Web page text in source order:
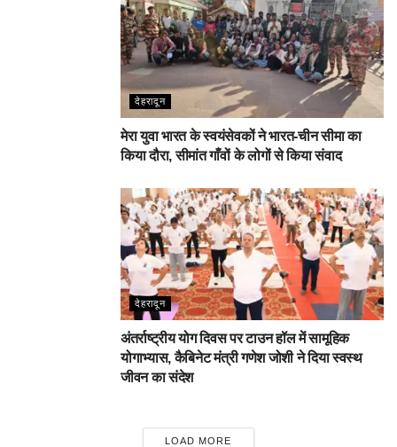
देहरादून
मेरा युवा भारत के स्वयंसेवकों ने भारत-चीन सीमा का
किया दौरा, सीमांत गाँवों के लोगों से किया संवाद
देहरादून
अंतर्राष्ट्रीय योग दिवस पर टाउन हॉल में सामूहिक
योगाभ्यास, कैबिनेट मंत्री गणेश जोशी ने दिया स्वस्थ
जीवन का संदेश
LOAD MORE